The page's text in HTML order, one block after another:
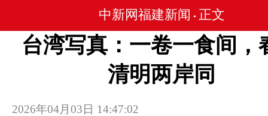
中新网福建新闻 • 正文
台湾写真：一卷一食间，
清明两岸同
2026年04月03日 14:47:02